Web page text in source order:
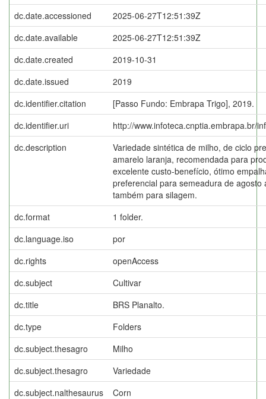
dc.date.accessioned
2025-06-27T12:51:39Z
dc.date.available
2025-06-27T12:51:39Z
dc.date.created
2019-10-31
dc.date.issued
2019
dc.identifier.citation
[Passo Fundo: Embrapa Trigo], 2019.
dc.identifier.uri
http://www.infoteca.cnptia.embrapa.br/
dc.description
Variedade sintética de milho, de ciclo
amarelo laranja, recomendada para
excelente custo-benefício, ótimo
preferencial para semeadura de agosto
também para silagem.
dc.format
1 folder.
dc.language.iso
por
dc.rights
openAccess
dc.subject
Cultivar
dc.title
BRS Planalto.
dc.type
Folders
dc.subject.thesagro
Milho
dc.subject.thesagro
Variedade
dc.subject.nalthesaurus
Corn